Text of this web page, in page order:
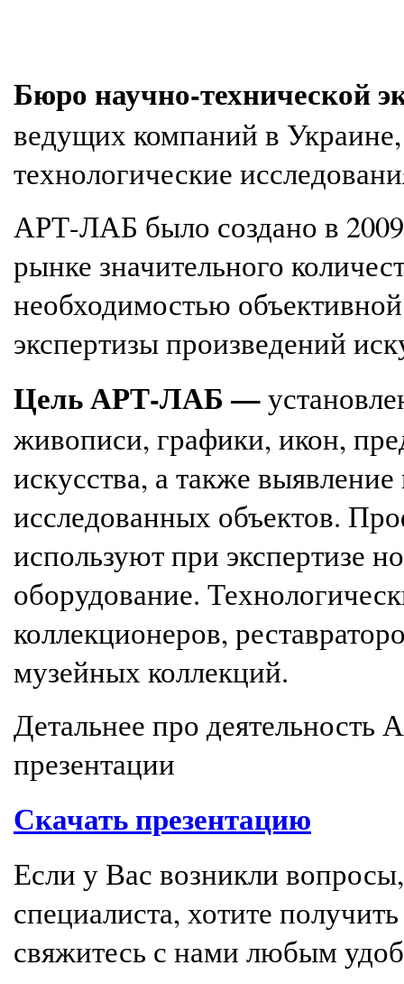
Бюро научно-технической
ведущих компаний в
технологические
АРТ-ЛАБ было создано в 2009
рынке значительного
необходимостью
экспертизы произведений
Цель АРТ-ЛАБ —
живописи, графики, икон,
искусства, а также
исследованных объектов.
используют при экспертизе
оборудование.
коллекционеров,
музейных коллекций.
Детальнее про
презентации
Скачать презентацию
Если у Вас возникли
специалиста, хотите
свяжитесь с нами любым